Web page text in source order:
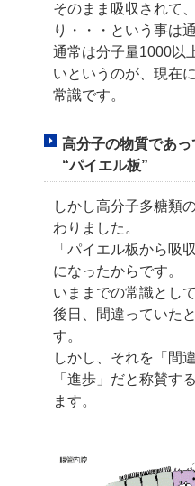
そのまま吸収されて
り・・・という事は
通常は分子量1000以
いというのが、現在
常識です。
高分子の物質であ
“パイエル板”
しかし高分子多糖類
わりました。
「パイエル板から吸
になったからです。
いままでの常識とし
後日、間違っていた
す。
しかし、それを「間
「進歩」だと称賛す
ます。